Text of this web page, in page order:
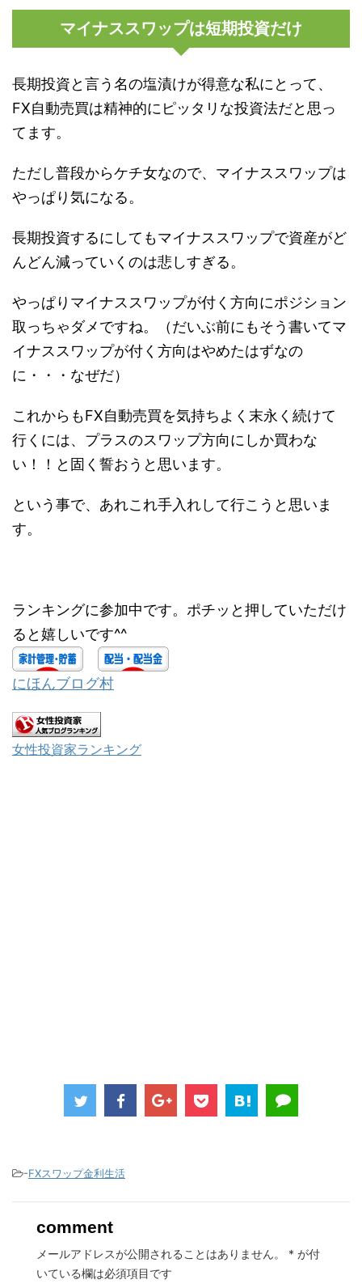
マイナススワップは短期投資だけ
長期投資と言う名の塩漬けが得意な私にとって、
FX自動売買は精神的にピッタリな投資法だと思っ
てます。
ただし普段からケチ女なので、マイナススワップは
やっぱり気になる。
長期投資するにしてもマイナススワップで資産がど
んどん減っていくのは悲しすぎる。
やっぱりマイナススワップが付く方向にポジション
取っちゃダメですね。（だいぶ前にもそう書いてマ
イナススワップが付く方向はやめたはずなの
に・・・なぜだ）
これからもFX自動売買を気持ちよく末永く続けて
行くには、プラスのスワップ方向にしか買わな
い！！と固く誓おうと思います。
という事で、あれこれ手入れして行こうと思いま
す。
ランキングに参加中です。ポチッと押していただけ
ると嬉しいです^^
にほんブログ村
女性投資家ランキング
-FXスワップ金利生活
comment
メールアドレスが公開されることはありません。 * が付
いている欄は必須項目です